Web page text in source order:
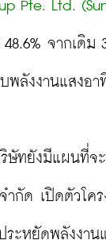
Pte. Ltd.
จากเดิม
พลังงานแสงอ
ษัทยังมีแผนที่จ
ำกัด เปิดตัวโค
ระหยัดพลังงา